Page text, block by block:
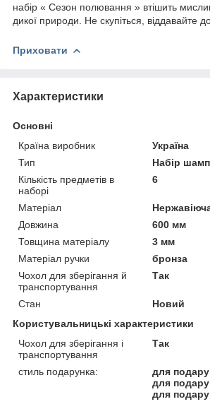
набір « Сезон полювання » втішить
дикої природи. Не скупіться, віддавайте
Приховати
Характеристики
Основні
Країна виробник
Україна
Тип
Набір
Кількість предметів в
наборі
6
Матеріал
Довжина
600 мм
Товщина матеріалу
3 мм
Матеріал ручки
бронза
Чохол для зберігання й
транспортування
Так
Стан
Новий
Користувальницькі характеристики
Чохол для зберігання і
транспортування
Так
стиль подарунка:
для
для
для